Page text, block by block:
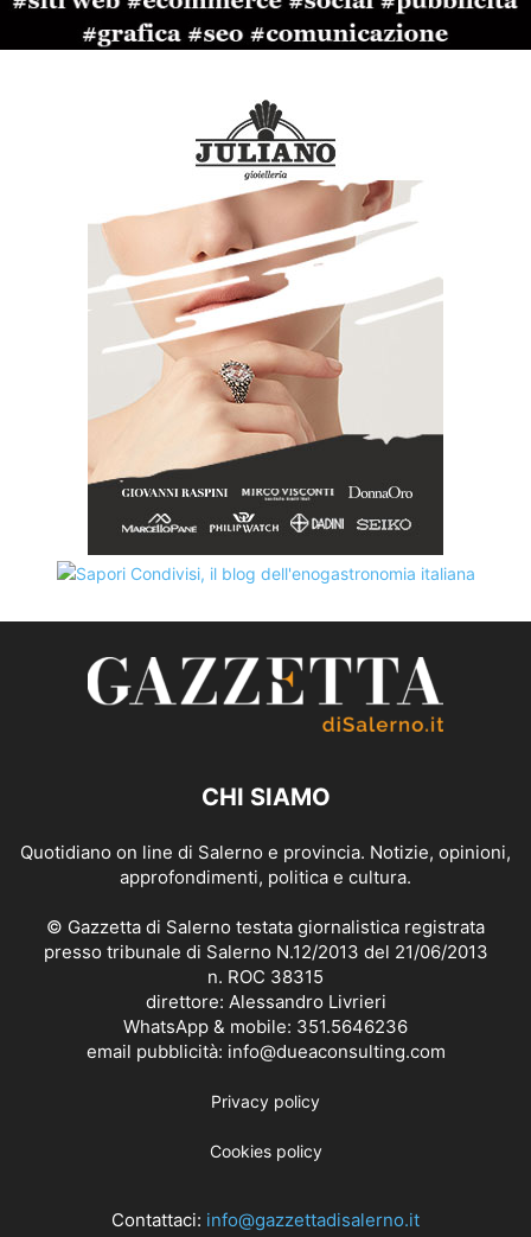
CHI SIAMO
Quotidiano on line di Salerno e provincia. Notizie, opinioni,
approfondimenti, politica e cultura.
© Gazzetta di Salerno testata giornalistica registrata
presso tribunale di Salerno N.12/2013 del 21/06/2013
n. ROC 38315
direttore: Alessandro Livrieri
WhatsApp & mobile: 351.5646236
email pubblicità: info@dueaconsulting.com
Privacy policy
Cookies policy
Contattaci: info@gazzettadisalerno.it